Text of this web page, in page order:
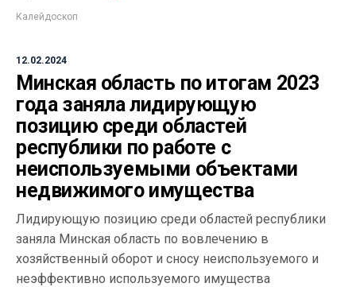
Калейдоскоп
12.02.2024
Минская область по итогам 2023
года заняла лидирующую
позицию среди областей
республики по работе с
неиспользуемыми объектами
недвижимого имущества
Лидирующую позицию среди областей республики
заняла Минская область по вовлечению в
хозяйственный оборот и сносу неиспользуемого и
неэффективно используемого имущества